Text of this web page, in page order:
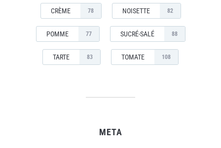
CRÈME 78 NOISETTE 82
POMME 77 SUCRÉ-SALÉ 88
TARTE 83 TOMATE 108
META